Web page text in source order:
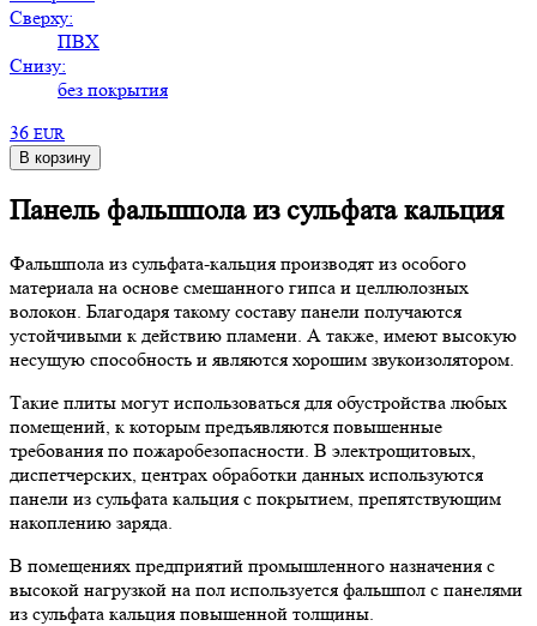
Сверху:
ПВХ
Снизу:
без покрытия
36 EUR
В корзину
Панель фальшпола из сульфата кальция
Фальшпола из сульфата-кальция производят из особого
материала на основе смешанного гипса и целлюлозных
волокон. Благодаря такому составу панели получаются
устойчивыми к действию пламени. А также, имеют высокую
несущую способность и являются хорошим звукоизолятором.
Такие плиты могут использоваться для обустройства любых
помещений, к которым предъявляются повышенные
требования по пожаробезопасности. В электрощитовых,
диспетчерских, центрах обработки данных используются
панели из сульфата кальция с покрытием, препятствующим
накоплению заряда.
В помещениях предприятий промышленного назначения с
высокой нагрузкой на пол используется фальшпол с панелями
из сульфата кальция повышенной толщины.